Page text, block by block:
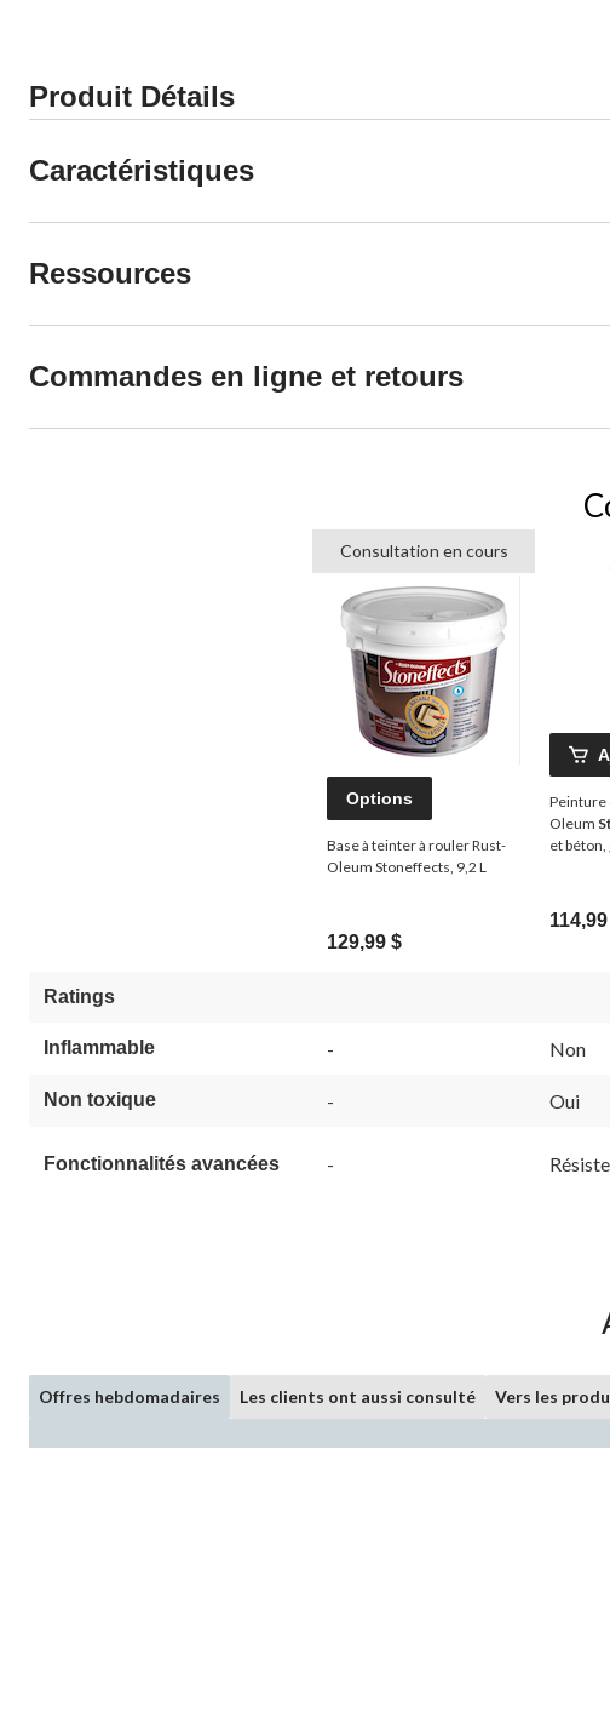
Produit Détails
Caractéristiques
Ressources
Commandes en ligne et retours
Consultation en cours
Options
Base à teinter à rouler Rust-
Oleum Stoneffects, 9,2 L
129,99 $
Peinture
Oleum
et béton,
Ratings
Inflammable - Non
Non toxique - Oui
Fonctionnalités avancées -
Offres hebdomadaires Les clients ont aussi consulté Vers les